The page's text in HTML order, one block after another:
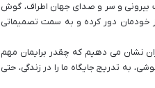
بیرونی و سر و صدای جهان اطراف، گوش
خودمان دور کرده و به سمت تصمیماتی
نشان می دهیم که چقدر برایمان مهم
به تدریج جایگاه ما را در زندگی، حتی